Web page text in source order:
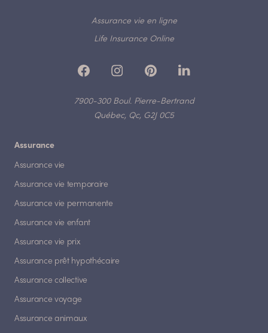
Assurance vie en ligne
Life Insurance Online
7900-300 Boul. Pierre-Bertrand
Québec, Qc, G2J 0C5
Assurance
Assurance vie
Assurance vie temporaire
Assurance vie permanente
Assurance vie enfant
Assurance vie prix
Assurance prêt hypothécaire
Assurance collective
Assurance voyage
Assurance animaux